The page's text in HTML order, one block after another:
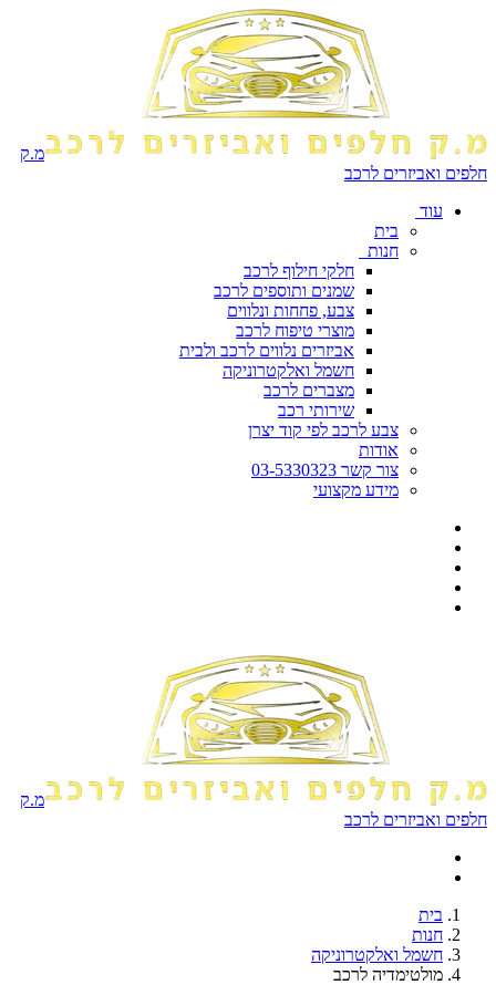
מ.ק
חלפים ואביזרים לרכב
עוד
בית
חנות
חלקי חילוף לרכב
שמנים ותוספים לרכב
צבע, פחחות ונלווים
מוצרי טיפוח לרכב
אביזרים נלווים לרכב ולבית
חשמל ואלקטרוניקה
מצברים לרכב
שירותי רכב
צבע לרכב לפי קוד יצרן
אודות
צור קשר 03-5330323
מידע מקצועי
מ.ק
חלפים ואביזרים לרכב
בית
חנות
חשמל ואלקטרוניקה
מולטימדיה לרכב